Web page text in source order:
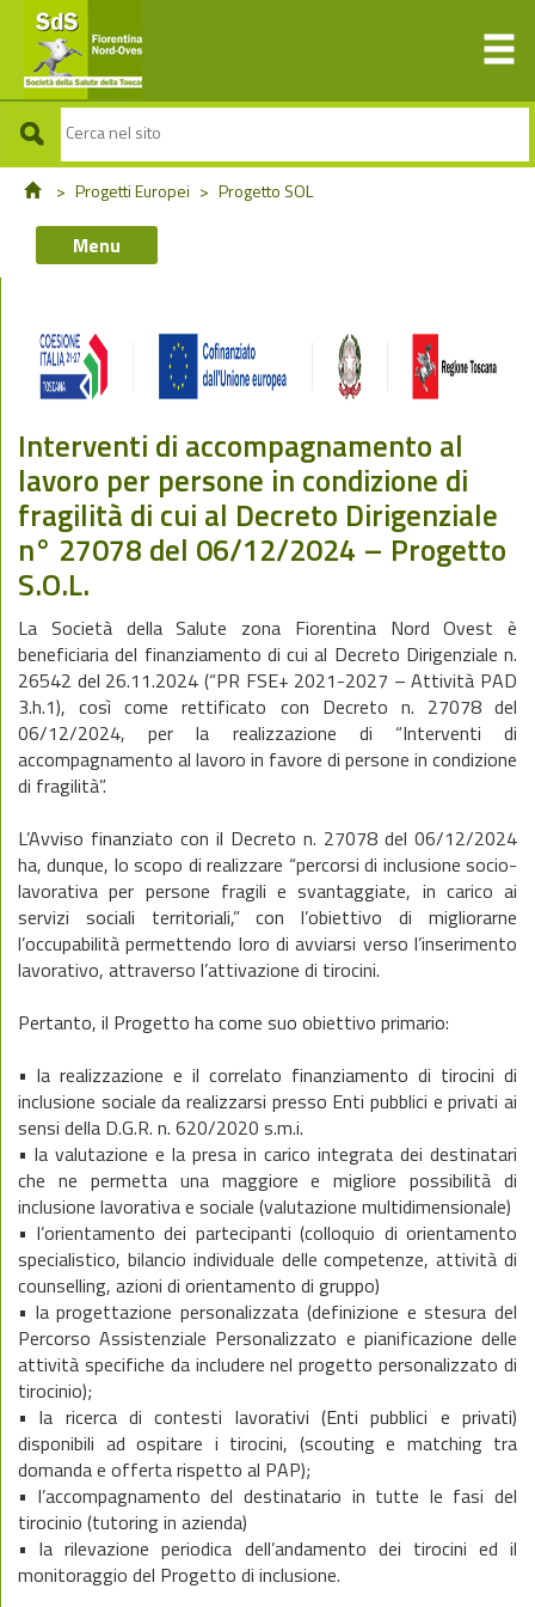
> Progetti Europei > Progetto SOL
Menu
Interventi di accompagnamento al
lavoro per persone in condizione di
fragilità di cui al Decreto Dirigenziale
n° 27078 del 06/12/2024 – Progetto
S.O.L.
La Società della Salute zona Fiorentina Nord Ovest è
beneficiaria del finanziamento di cui al Decreto Dirigenziale n.
26542 del 26.11.2024 (“PR FSE+ 2021-2027 – Attività PAD
3.h.1), così come rettificato con Decreto n. 27078 del
06/12/2024, per la realizzazione di “Interventi di
accompagnamento al lavoro in favore di persone in condizione
di fragilità”.
L’Avviso finanziato con il Decreto n. 27078 del 06/12/2024
ha, dunque, lo scopo di realizzare “percorsi di inclusione socio-
lavorativa per persone fragili e svantaggiate, in carico ai
servizi sociali territoriali,” con l’obiettivo di migliorarne
l’occupabilità permettendo loro di avviarsi verso l’inserimento
lavorativo, attraverso l’attivazione di tirocini.
Pertanto, il Progetto ha come suo obiettivo primario:
• la realizzazione e il correlato finanziamento di tirocini di
inclusione sociale da realizzarsi presso Enti pubblici e privati ai
sensi della D.G.R. n. 620/2020 s.m.i.
• la valutazione e la presa in carico integrata dei destinatari
che ne permetta una maggiore e migliore possibilità di
inclusione lavorativa e sociale (valutazione multidimensionale)
• l’orientamento dei partecipanti (colloquio di orientamento
specialistico, bilancio individuale delle competenze, attività di
counselling, azioni di orientamento di gruppo)
• la progettazione personalizzata (definizione e stesura del
Percorso Assistenziale Personalizzato e pianificazione delle
attività specifiche da includere nel progetto personalizzato di
tirocinio);
• la ricerca di contesti lavorativi (Enti pubblici e privati)
disponibili ad ospitare i tirocini, (scouting e matching tra
domanda e offerta rispetto al PAP);
• l’accompagnamento del destinatario in tutte le fasi del
tirocinio (tutoring in azienda)
• la rilevazione periodica dell’andamento dei tirocini ed il
monitoraggio del Progetto di inclusione.